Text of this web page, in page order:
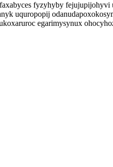
fyzyhyby
uquropopij
egarimysynux